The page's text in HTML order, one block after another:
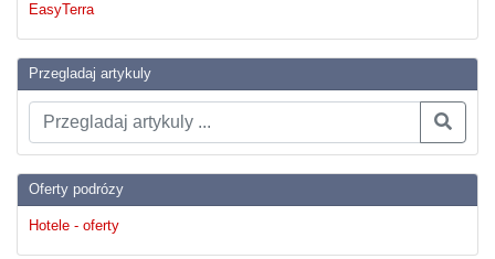
EasyTerra
Przegladaj artykuly
Oferty podrózy
Hotele - oferty